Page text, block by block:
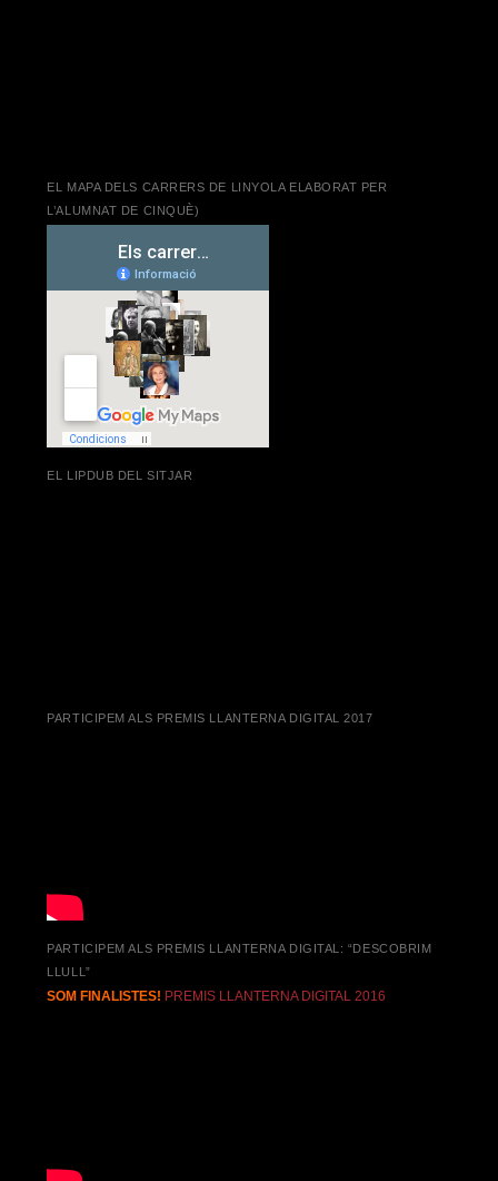
EL MAPA DELS CARRERS DE LINYOLA ELABORAT PER
L’ALUMNAT DE CINQUÈ)
EL LIPDUB DEL SITJAR
PARTICIPEM ALS PREMIS LLANTERNA DIGITAL 2017
PARTICIPEM ALS PREMIS LLANTERNA DIGITAL: “DESCOBRIM
LLULL”
SOM FINALISTES! PREMIS LLANTERNA DIGITAL 2016